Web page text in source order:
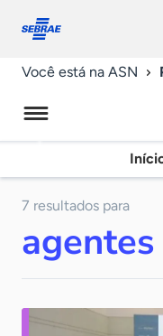
conosco
Você está na ASN
7 resultados para